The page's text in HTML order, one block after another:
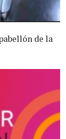
de la